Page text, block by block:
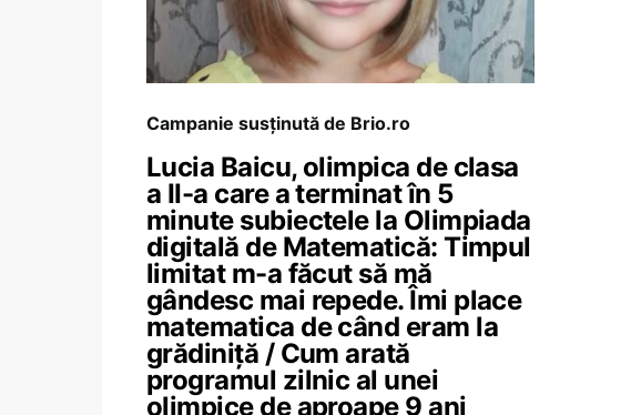
Campanie susținută de Brio.ro
Lucia Baicu, olimpica de clasa
a II-a care a terminat în 5
minute subiectele la Olimpiada
digitală de Matematică: Timpul
limitat m-a făcut să mă
gândesc mai repede. Îmi place
matematica de când eram la
grădiniță / Cum arată
programul zilnic al unei
olimpice de aproape 9 ani